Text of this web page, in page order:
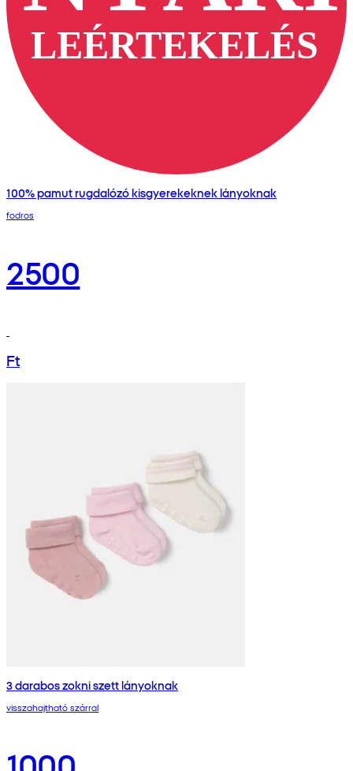
100% pamut rugdalózó kisgyerekeknek lányoknak
fodros
2500
Ft
3 darabos zokni szett lányoknak
visszahajtható szárral